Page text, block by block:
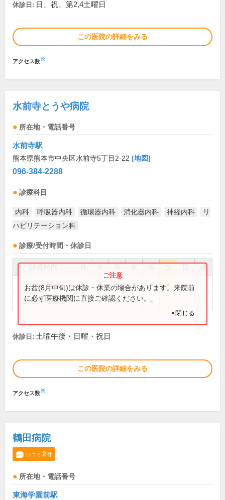
休診日: 日、祝、第2,4土曜日
この医院の詳細をみる
アクセス数※
水前寺とうや病院
所在地・電話番号
水前寺駅
熊本県熊本市中央区水前寺5丁目2-22 [地図]
096-384-2288
診療科目
内科 呼吸器内科 循環器内科 消化器内科 神経内科
リ
ハビリテーション科
診療/受付時間・休診日
祝
9:00～12:00 ● ● ● ● ●
13:30～18:00 ● ● ● ●
お盆(8月中旬)は休診・休業の場合があります。来院前
に必ず医療機関に直接ご確認ください。
×閉じる
休診日: 土曜午後・日曜・祝日
この医院の詳細をみる
アクセス数※
鶴田病院
口コミ 2件
所在地・電話番号
東海学園前駅